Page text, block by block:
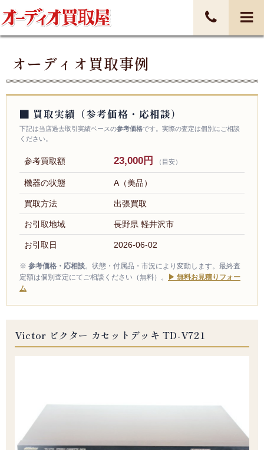
オーディオ買取事例
■ 買取実績（参考価格・応相談）
下記は当店過去取引実績ベースの参考価格です。実際の査定は個別にご相談
ください。
参考買取額 23,000円 （目安）
機器の状態 A（美品）
買取方法 出張買取
お引取地域 長野県 軽井沢市
お引取日 2026-06-02
※ 参考価格・応相談。状態・付属品・市況により変動します。最終査
定額は個別査定にてご相談ください（無料）。
▶ 無料お見積りフォー
ム
Victor ビクター カセットデッキ TD-V721